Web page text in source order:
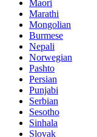
Maori
Marathi
Mongolian
Burmese
Nepali
Norwegian
Pashto
Persian
Punjabi
Serbian
Sesotho
Sinhala
Slovak